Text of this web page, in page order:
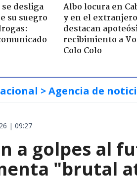
se desliga
su suegro
Albo locura en
y en el
destacan
recibimiento a
Colo Colo
> Agencia de
| 09:27
a golpes al
"brutal